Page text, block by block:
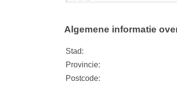
Algemene informatie
Stad:
Provincie:
Postcode: